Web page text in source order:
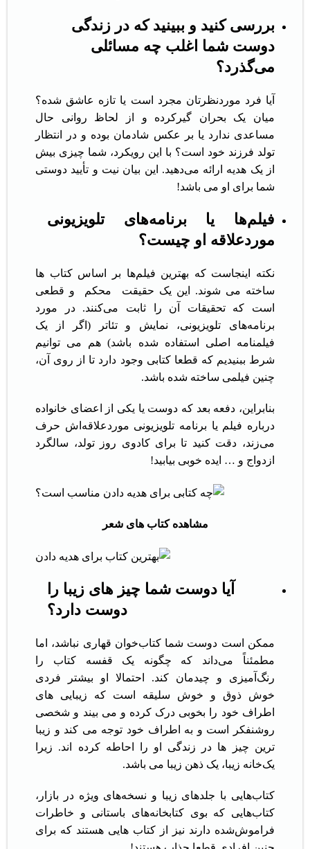
بررسی کنید و ببینید که در زندگی
دوست شما اغلب چه مسائلی
می‌گذرد؟
آیا فرد موردنظرتان مجرد است یا تازه عاشق شده؟
میان یک بحران گیرکرده و از لحاظ روانی حال
مساعدی ندارد یا بر عکس شادمان بوده و در انتظار
تولد فرزند خود است؟ با این رویکرد، شما چیزی بیش
از یک هدیه ارائه می‌دهید. این بیان نیت و تأیید دوستی
شما برای او می باشد!
فیلم‌ها یا برنامه‌های تلویزیونی
موردعلاقه او چیست؟
نکته اینجاست که بهترین فیلم‌ها بر اساس کتاب ها
ساخته می شوند. این یک حقیقت محکم و قطعی
است که تحقیقات آن را ثابت می‌کنند. در مورد
برنامه‌های تلویزیونی، نمایش و تئاتر (اگر از یک
فیلمنامه اصلی استفاده شده باشد) هم می توانیم
شرط ببنیدیم که قطعا کتابی وجود دارد تا از روی آن،
چنین فیلمی ساخته شده باشد.
بنابراین، دفعه بعد که دوست یا یکی از اعضای خانواده‌
درباره فیلم یا برنامه تلویزیونی موردعلاقه‌اش حرف
می‌زند، دقت کنید تا برای کادوی روز تولد، سالگرد
ازدواج و … ایده خوبی بیابید!
مشاهده کتاب های شعر
آیا دوست شما چیز های زیبا را
دوست دارد؟
ممکن است دوست شما کتاب‌خوان قهاری نباشد، اما
مطمئناً می‌داند که چگونه یک قفسه کتاب را
رنگ‌آمیزی و چیدمان کند. احتمالا او بیشتر فردی
خوش ذوق و خوش سلیقه است که زیبایی های
اطراف خود را بخوبی درک کرده و می بیند و شخصی
روشنفکر است و به اطراف خود توجه می کند و زیبا
ترین چیز ها در زندگی او را احاطه کرده اند. زیرا
یک‌خانه زیبا، یک ذهن زیبا می باشد.
کتاب‌هایی با جلدهای زیبا و نسخه‌های ویژه در بازار،
کتاب‌هایی که بوی کتابخانه‌های باستانی و خاطرات
فراموش‌شده دارند نیز از کتاب هایی هستند که برای